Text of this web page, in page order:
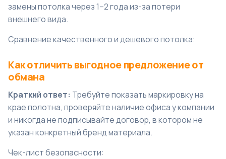
замены потолка через 1–2 года из-за потери
внешнего вида.
Сравнение качественного и дешевого потолка:
Как отличить выгодное предложение от
обмана
Краткий ответ: Требуйте показать маркировку на
крае полотна, проверяйте наличие офиса у компании
и никогда не подписывайте договор, в котором не
указан конкретный бренд материала.
Чек-лист безопасности: